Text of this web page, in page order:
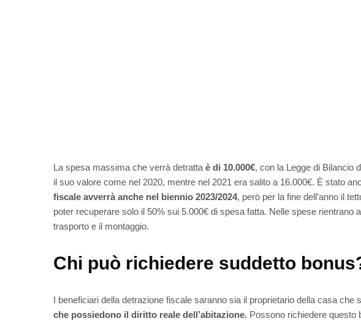
La spesa massima che verrà detratta è di 10.000€, con la Legge di Bilancio
il suo valore come nel 2020, mentre nel 2021 era salito a 16.000€. È stato
fiscale avverrà anche nel biennio 2023/2024, però per la fine dell’anno il
poter recuperare solo il 50% sui 5.000€ di spesa fatta. Nelle spese rientrano
trasporto e il montaggio.
Chi può richiedere suddetto
I beneficiari della detrazione fiscale saranno sia il proprietario della casa che
che possiedono il diritto reale dell’abitazione. Possono richiedere questo